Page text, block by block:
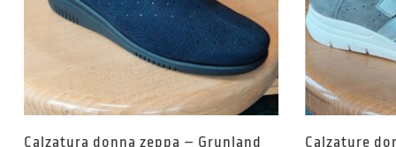
Calzatura donna zeppa – Grunland
Calzature